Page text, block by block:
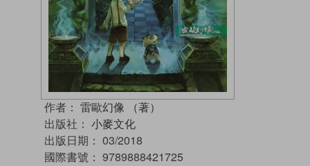
作者： 雷歐幻像 （著）
出版社： 小麥文化
出版日期： 03/2018
國際書號： 9789888421725